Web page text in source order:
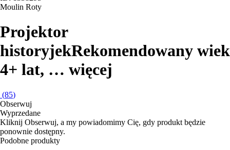
Moulin Roty
Projektor
historyjekRekomendowany wiek
4+ lat, … więcej
(85)
Obserwuj
Wyprzedane
Kliknij Obserwuj, a my powiadomimy Cię, gdy produkt będzie
ponownie dostępny.
Podobne produkty